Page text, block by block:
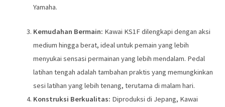
Yamaha.
Kemudahan Bermain: Kawai KS1F dilengkapi dengan aksi
medium hingga berat, ideal untuk pemain yang lebih
menyukai sensasi permainan yang lebih mendalam. Pedal
latihan tengah adalah tambahan praktis yang memungkinkan
sesi latihan yang lebih tenang, terutama di malam hari.
Konstruksi Berkualitas: Diproduksi di Jepang, Kawai